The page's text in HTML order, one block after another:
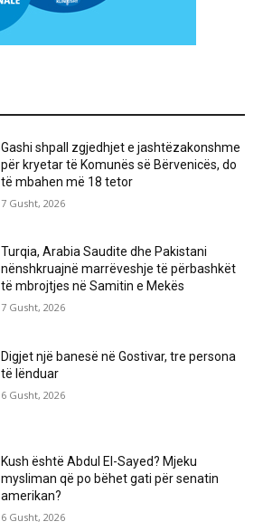
Gashi shpall zgjedhjet e jashtëzakonshme
për kryetar të Komunës së Bërvenicës, do
të mbahen më 18 tetor
7 Gusht, 2026
Turqia, Arabia Saudite dhe Pakistani
nënshkruajnë marrëveshje të përbashkët
të mbrojtjes në Samitin e Mekës
7 Gusht, 2026
Digjet një banesë në Gostivar, tre persona
të lënduar
6 Gusht, 2026
Kush është Abdul El-Sayed? Mjeku
mysliman që po bëhet gati për senatin
amerikan?
6 Gusht, 2026